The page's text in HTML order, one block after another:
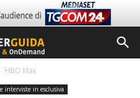
HBO Max
interviste in esclusiva